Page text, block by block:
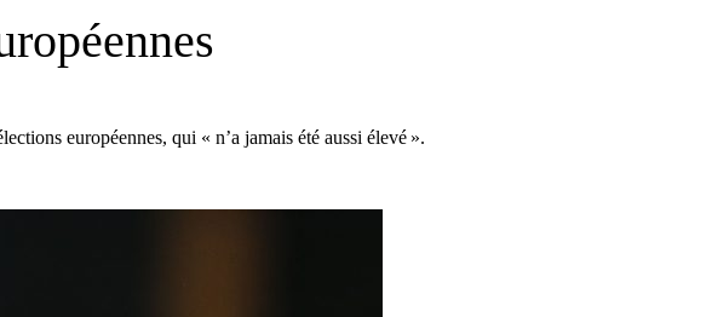
européennes, qui « n’a jamais été aussi élevé ».